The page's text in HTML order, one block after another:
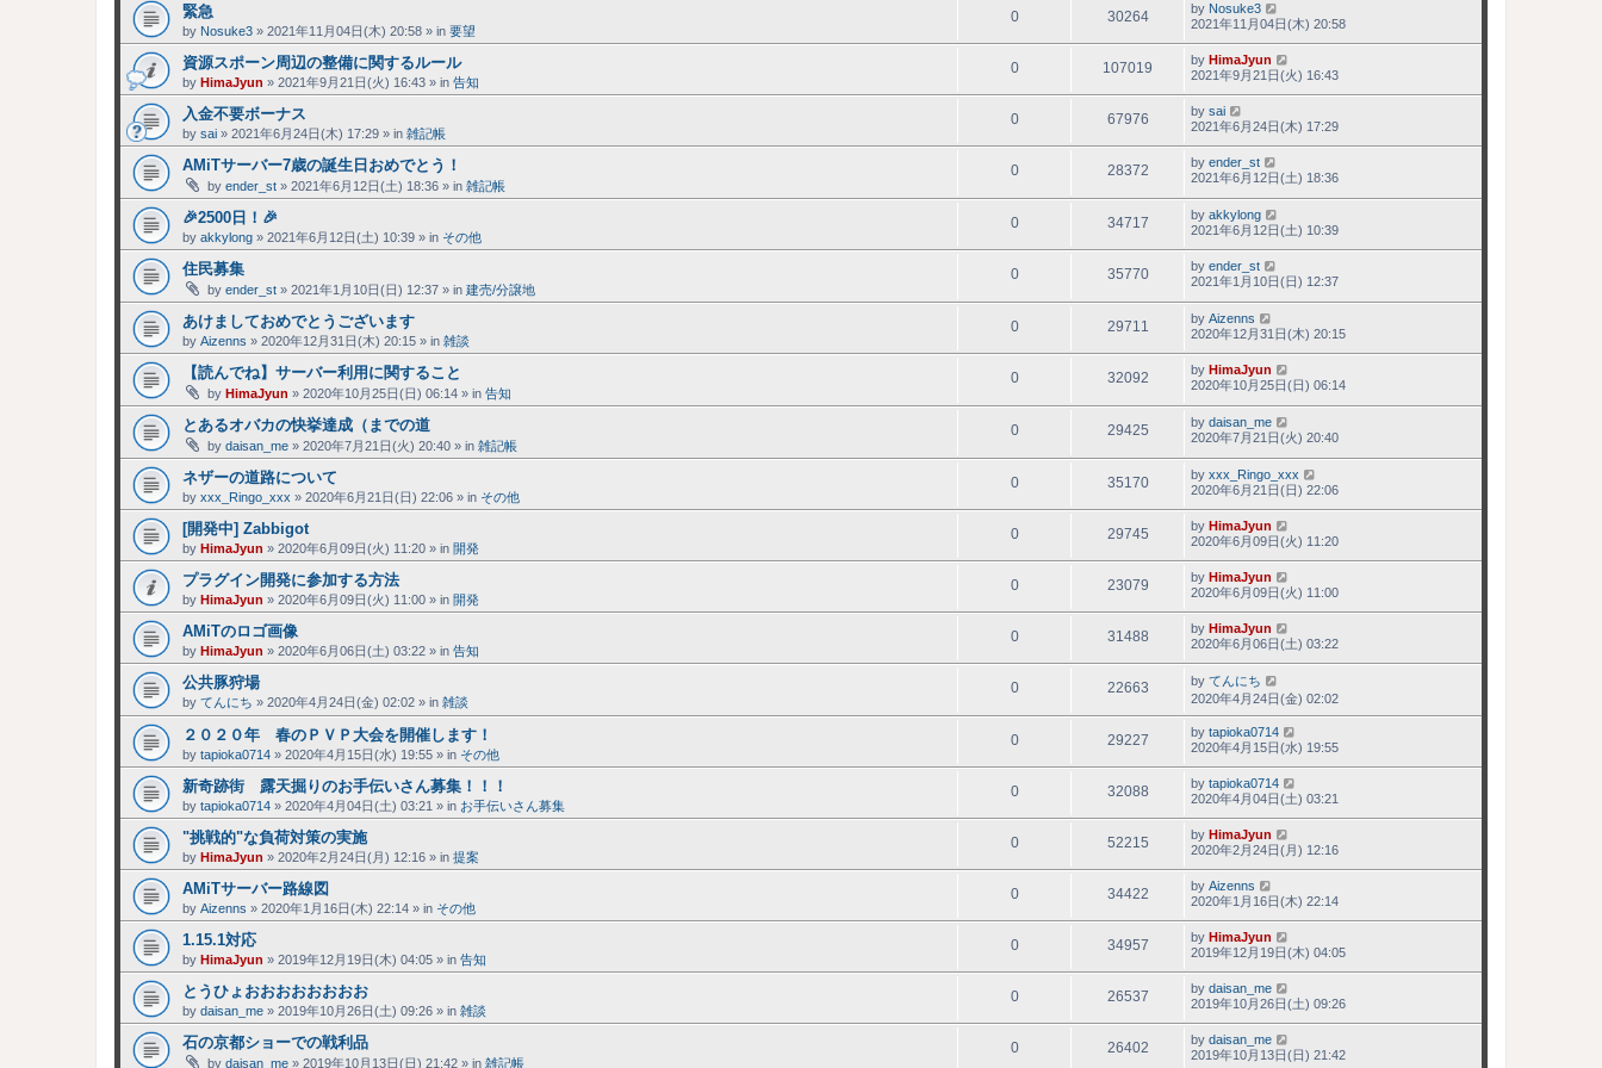
緊急
by Nosuke3 » 2021年11月04日(木) 20:58 » in 要望
0 30264 by Nosuke3
2021年11月04日(木) 20:58
資源スポーン周辺の整備に関するルール
by HimaJyun » 2021年9月21日(火) 16:43 » in 告知
0 107019 by HimaJyun
2021年9月21日(火) 16:43
入金不要ボーナス
by sai » 2021年6月24日(木) 17:29 » in 雑記帳
0 67976 by sai
2021年6月24日(木) 17:29
AMiTサーバー7歳の誕生日おめでとう！
by ender_st » 2021年6月12日(土) 18:36 » in 雑記帳
0 28372 by ender_st
2021年6月12日(土) 18:36
🎉2500日！🎉
by akkylong » 2021年6月12日(土) 10:39 » in その他
0 34717 by akkylong
2021年6月12日(土) 10:39
住民募集
by ender_st » 2021年1月10日(日) 12:37 » in 建売/分譲地
0 35770 by ender_st
2021年1月10日(日) 12:37
あけましておめでとうございます
by Aizenns » 2020年12月31日(木) 20:15 » in 雑談
0 29711 by Aizenns
2020年12月31日(木) 20:15
【読んでね】サーバー利用に関すること
by HimaJyun » 2020年10月25日(日) 06:14 » in 告知
0 32092 by HimaJyun
2020年10月25日(日) 06:14
とあるオバカの快挙達成（までの道
by daisan_me » 2020年7月21日(火) 20:40 » in 雑記帳
0 29425 by daisan_me
2020年7月21日(火) 20:40
ネザーの道路について
by xxx_Ringo_xxx » 2020年6月21日(日) 22:06 » in その他
0 35170 by xxx_Ringo_xxx
2020年6月21日(日) 22:06
[開発中] Zabbigot
by HimaJyun » 2020年6月09日(火) 11:20 » in 開発
0 29745 by HimaJyun
2020年6月09日(火) 11:20
プラグイン開発に参加する方法
by HimaJyun » 2020年6月09日(火) 11:00 » in 開発
0 23079 by HimaJyun
2020年6月09日(火) 11:00
AMiTのロゴ画像
by HimaJyun » 2020年6月06日(土) 03:22 » in 告知
0 31488 by HimaJyun
2020年6月06日(土) 03:22
公共豚狩場
by てんにち » 2020年4月24日(金) 02:02 » in 雑談
0 22663 by てんにち
2020年4月24日(金) 02:02
２０２０年 春のＰＶＰ大会を開催します！
by tapioka0714 » 2020年4月15日(水) 19:55 » in その他
0 29227 by tapioka0714
2020年4月15日(水) 19:55
新奇跡街 露天掘りのお手伝いさん募集！！！
by tapioka0714 » 2020年4月04日(土) 03:21 » in お手伝いさん募集
0 32088 by tapioka0714
2020年4月04日(土) 03:21
"挑戦的"な負荷対策の実施
by HimaJyun » 2020年2月24日(月) 12:16 » in 提案
0 52215 by HimaJyun
2020年2月24日(月) 12:16
AMiTサーバー路線図
by Aizenns » 2020年1月16日(木) 22:14 » in その他
0 34422 by Aizenns
2020年1月16日(木) 22:14
1.15.1対応
by HimaJyun » 2019年12月19日(木) 04:05 » in 告知
0 34957 by HimaJyun
2019年12月19日(木) 04:05
とうひょおおおおおおおお
by daisan_me » 2019年10月26日(土) 09:26 » in 雑談
0 26537 by daisan_me
2019年10月26日(土) 09:26
石の京都ショーでの戦利品
by daisan_me » 2019年10月13日(日) 21:42 » in 雑記帳
0 26402 by daisan_me
2019年10月13日(日) 21:42